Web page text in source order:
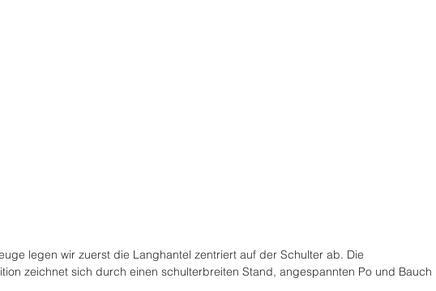
legen wir zuerst die Langhantel zentriert auf der Schulter ab. Die
zeichnet sich durch einen schulterbreiten Stand, angespannten Po und Bauch